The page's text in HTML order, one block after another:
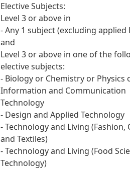
Elective Subjects:
Level 3 or above in
- Any 1 subject (excluding applied
and
Level 3 or above in one of the
elective subjects:
- Biology or Chemistry or Physics or
Information and Communication
Technology
- Design and Applied Technology
- Technology and Living (Fashion,
and Textiles)
- Technology and Living (Food
Technology)